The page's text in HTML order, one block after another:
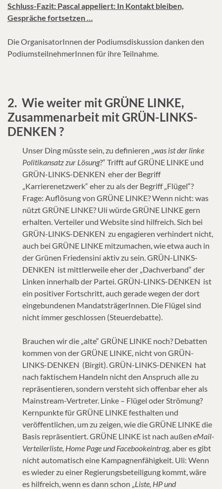
Schluss-Fazit: Pascal appeliert: In Kontakt bleiben,
Gespräche fortsetzen …
Die OrganisatorInnen der Podiumsdiskussion danken den
PodiumsteilnehmerInnen für ihre Teilnahme.
2. Wie weiter mit GRÜNE LINKE,
Zusammenarbeit mit GRÜN-LINKS-
DENKEN ?
Unser Ding müsste sein, zu definieren „was ist der linke
Politikansatz zur Lösung?“ Trifft auf GRÜNE LINKE und
GRÜN-LINKS-DENKEN eher der Begriff
„Karrierenetzwerk“ eher zu als der Begriff „Flügel“?
Frage: Auflösung von GRÜNE LINKE? Wenn nicht: was
nützt GRÜNE LINKE? Uli würde GRÜNE LINKE gern
erhalten. Verteiler und Website sind hilfreich. Sich bei
GRÜN-LINKS-DENKEN zu engagieren verhindert nicht,
auch bei GRÜNE LINKE mitzumachen, wie etwa auch in
der Grünen Friedensini aktiv zu sein. GRÜN-LINKS-
DENKEN ist mittlerweile eher der „Dachverband“ der
Linken innerhalb der Partei. GRÜN-LINKS-DENKEN ist
ein positiver Fortschritt, auch gerade wegen der dort
eingebundenen MandatsträgerInnen. Die Flügel sind
nicht immer geschlossen (Steuerdebatte).
Brauchen wir die „alte“ GRÜNE LINKE noch? Debatten
kommen von der GRÜNE LINKE, nicht von GRÜN-
LINKS-DENKEN (Birgit). GRÜN-LINKS-DENKEN hat
nach faktischem Handeln nicht den Anspruch alle zu
repräsentieren, sondern versteht sich offenbar eher als
Mainstream-Vertreter. Linke – Flügel oder Strömung?
Kernpunkte für GRÜNE LINKE festhalten und
veröffentlichen, um zu zeigen, wie die GRÜNE LINKE die
Basis repräsentiert. GRÜNE LINKE ist nach außen eMail-
Verteilerliste, Home Page und Facebookeintrag, aber es gibt
nicht automatisch eine Kampagnenfähigkeit. Uli: Wenn
es wieder zu einer Regierungsbeteiligung kommt, wäre
es hilfreich, wenn es dann schon „Liste, HP und